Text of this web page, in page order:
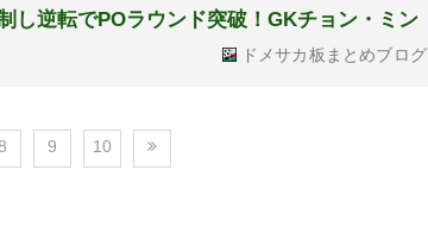
し逆転でPOラウンド突破！GKチョン・ミン
ドメサカ板まとめブログ
9 10